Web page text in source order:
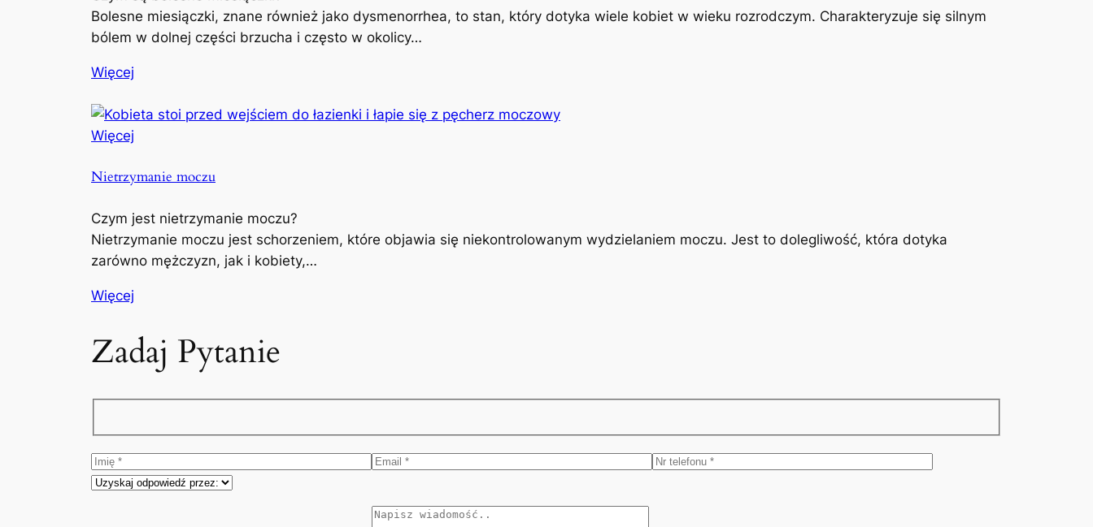
Bolesne miesiączki, znane również jako dysmenorrhea, to stan, który dotyka wiele kobiet w wieku rozrodczym. Charakteryzuje się silnym
bólem w dolnej części brzucha i często w okolicy…
Więcej
Więcej
Nietrzymanie moczu
Czym jest nietrzymanie moczu?
Nietrzymanie moczu jest schorzeniem, które objawia się niekontrolowanym wydzielaniem moczu. Jest to dolegliwość, która dotyka
zarówno mężczyzn, jak i kobiety,…
Więcej
Zadaj Pytanie